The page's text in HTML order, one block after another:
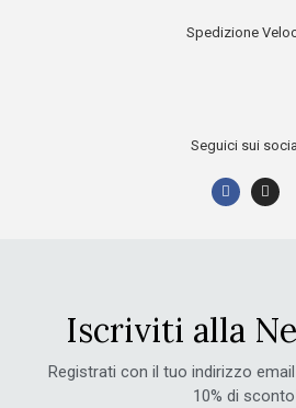
Spedizione
Seguici sui social
Iscriviti alla
Registrati con il tuo indirizzo
10% di